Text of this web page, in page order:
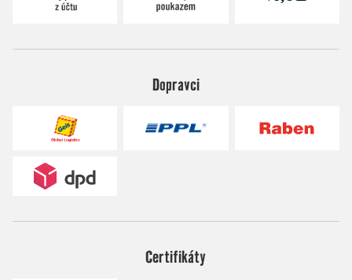
Dopravci
Certifikáty